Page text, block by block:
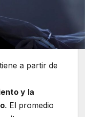
a partir de
y la
. El promedio